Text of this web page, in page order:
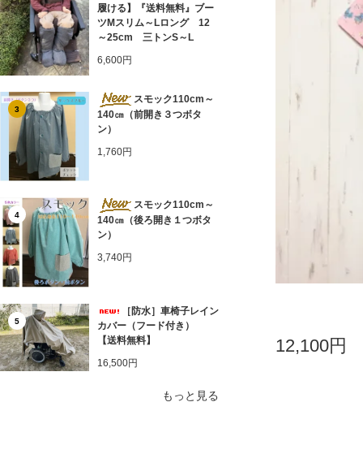
履ける】『送料無料』ブー
ツMスリム～Lロング 12
～25cm 三トンS～L
6,600円
3
スモック110cm～
140㎝（前開き３つボタ
ン）
1,760円
4
スモック110cm～
140㎝（後ろ開き１つボタ
ン）
3,740円
5
［防水］車椅子レイン
カバー（フード付き）
【送料無料】
16,500円
もっと見る
12,100円